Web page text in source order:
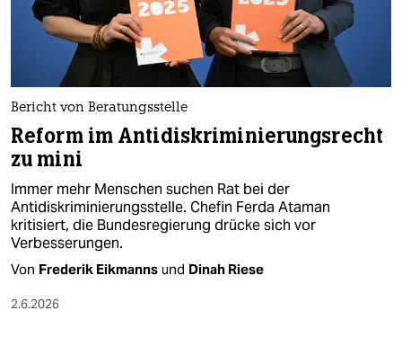
nord
wahrheit
verlag
verlag
veranstaltungen
shop
fragen & hilfe
unterstützen
Bericht von Beratungsstelle
Reform im Antidiskriminierungsrecht
zu mini
Immer mehr Menschen suchen Rat bei der
Antidiskriminierungsstelle. Chefin Ferda Ataman
kritisiert, die Bundesregierung drücke sich vor
Verbesserungen.
Von Frederik Eikmanns und Dinah Riese
2.6.2026